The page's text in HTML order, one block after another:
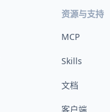
资源与支持
MCP
Skills
文档
客户端